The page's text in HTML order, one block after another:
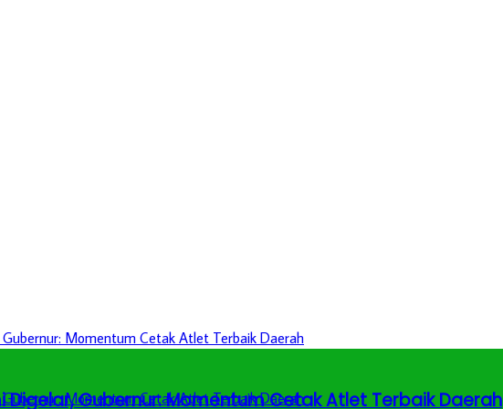
Digelar, Gubernur: Momentum Cetak Atlet Terbaik Daerah